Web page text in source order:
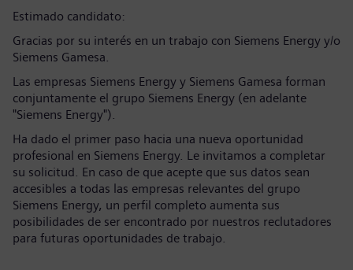
Estimado candidato:
Gracias por su interés en un trabajo con Siemens Energy y/o
Siemens Gamesa.
Las empresas Siemens Energy y Siemens Gamesa forman
conjuntamente el grupo Siemens Energy (en adelante
"Siemens Energy").
Ha dado el primer paso hacia una nueva oportunidad
profesional en Siemens Energy. Le invitamos a completar
su solicitud. En caso de que acepte que sus datos sean
accesibles a todas las empresas relevantes del grupo
Siemens Energy, un perfil completo aumenta sus
posibilidades de ser encontrado por nuestros reclutadores
para futuras oportunidades de trabajo.